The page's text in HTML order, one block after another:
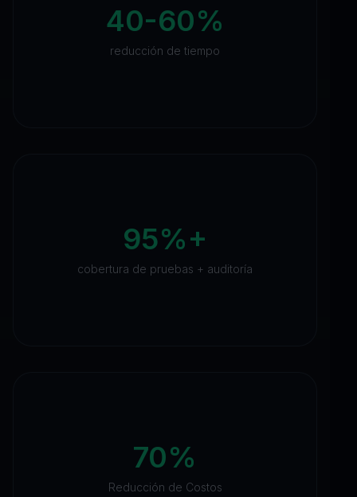
40-60%
reducción de tiempo
95%+
cobertura de pruebas + auditoría
70%
Reducción de Costos